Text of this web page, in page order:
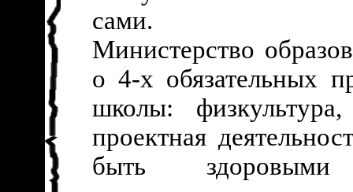
сами.
Министерство
о 4-х обязательных
школы:
проектная
быть здоровыми